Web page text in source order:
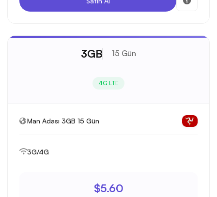
3GB 15 Gün
4G LTE
Man Adası 3GB 15 Gün
3G/4G
$5.60